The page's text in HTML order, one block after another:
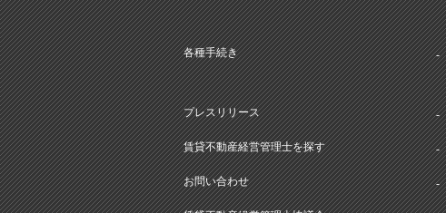
各種手続き
プレスリリース
賃貸不動産経営管理士を探す
お問い合わせ